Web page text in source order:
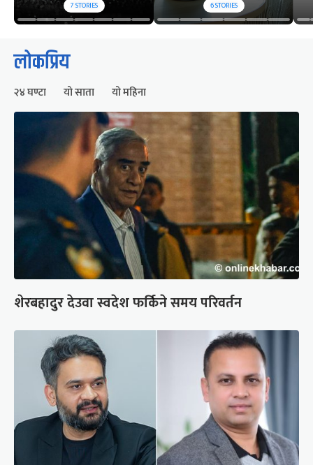
7STORIES 6STORIES
लोकप्रिय
२४ घण्टा यो साता यो महिना
शेरबहादुर देउवा स्वदेश फर्किने समय परिवर्तन